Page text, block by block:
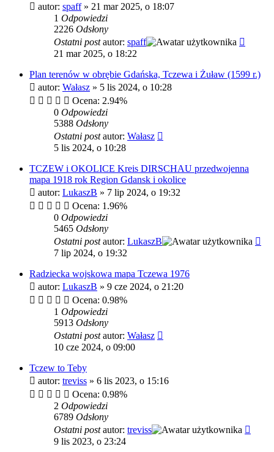
autor: spaff» 21 mar 2025, o 18:07
1 Odpowiedzi
2226 Odsłony
Ostatni postautor: spaff
21 mar 2025, o 18:22
Plan terenów w obrębie Gdańska, Tczewa i Żuław (1599 r.)
autor: Wałasz » 5 lis 2024, o 10:28
Ocena: 2.94%
0 Odpowiedzi
5388 Odsłony
Ostatni postautor: Wałasz
5 lis 2024, o 10:28
TCZEW i OKOLICE Kreis DIRSCHAU przedwojenna
mapa 1918 rok Region Gdansk i okolice
autor: LukaszB » 7 lip 2024, o 19:32
Ocena: 1.96%
0 Odpowiedzi
5465 Odsłony
Ostatni postautor: LukaszB
7 lip 2024, o 19:32
Radziecka wojskowa mapa Tczewa 1976
autor: LukaszB » 9 cze 2024, o 21:20
Ocena: 0.98%
1 Odpowiedzi
5913 Odsłony
Ostatni postautor: Wałasz
10 cze 2024, o 09:00
Tczew to Teby
autor: treviss » 6 lis 2023, o 15:16
Ocena: 0.98%
2 Odpowiedzi
6789 Odsłony
Ostatni postautor: treviss
9 lis 2023, o 23:24